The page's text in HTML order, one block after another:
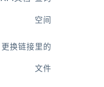
空间
更换链接里的
文件